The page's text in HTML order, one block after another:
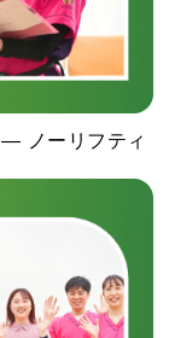
ノーリフティ